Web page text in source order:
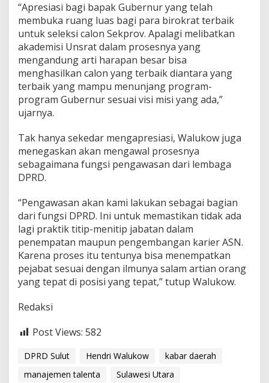
n
M
a
n
a
j
e
m
e
l
e
n
B
e
r
a
r
a
p
r
a
“Apresiasi bagi bapak Gubernur yang telah
membuka ruang luas bagi para birokrat terbaik
untuk seleksi calon Sekprov. Apalagi melibatkan
akademisi Unsrat dalam prosesnya yang
mengandung arti harapan besar bisa
menghasilkan calon yang terbaik diantara yang
terbaik yang mampu menunjang program-
program Gubernur sesuai visi misi yang ada,”
ujarnya.
Tak hanya sekedar mengapresiasi, Walukow juga
menegaskan akan mengawal prosesnya
sebagaimana fungsi pengawasan dari lembaga
DPRD.
“Pengawasan akan kami lakukan sebagai bagian
dari fungsi DPRD. Ini untuk memastikan tidak ada
lagi praktik titip-menitip jabatan dalam
penempatan maupun pengembangan karier ASN.
Karena proses itu tentunya bisa menempatkan
pejabat sesuai dengan ilmunya salam artian orang
yang tepat di posisi yang tepat,” tutup Walukow.
Redaksi
Post Views: 582
DPRD Sulut Hendri Walukow
kabar daerah
manajemen talenta
Sulawesi Utara